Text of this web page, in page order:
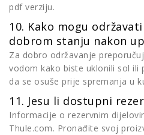
pdf verziju.
10. Kako mogu
dobrom stanju nakon
Za dobro održavanje
vodom kako biste uklonili sol ili
da se osuše prije spremanja u
11. Jesu li dostupni
Informacije o rezervnim
Thule.com. Pronađite svoj